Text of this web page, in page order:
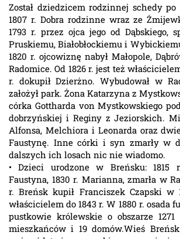
Został dziedzicem rodzinnej schedy
1807 r. Dobra rodzinne wraz ze
1793 r. przez ojca jego od Dąbskiego,
Pruskiemu, Białobłockiemu i
1820 r. ojcowiznę nabył Małopole,
Radomice. Od 1826 r. jest też
r. dokupił Dzierżno. Wybudował w
założył park. Żona Katarzyna z
córka Gottharda von Mystkowskiego
dobrzyńskiej i Reginy z Jeziorskich.
Alfonsa, Melchiora i Leonarda oraz
Faustynę. Inne córki i syn zmarły w
dalszych ich losach nic nie wiadomo.
• Dzieci urodzone w Breńsku: 1815
Faustyna, 1830 r. Marianna, zmarła w
r. Breńsk kupił Franciszek Czapski w
właścicielem do 1843 r. W 1880 r. osada
pustkowie królewskie o obszarze 1271
mieszkańców i 19 domów.Wieś